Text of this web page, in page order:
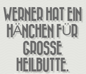
WERNER HAT EIN
HÄNCHEN FÜR
GROSSE H
EILBUTTE. D